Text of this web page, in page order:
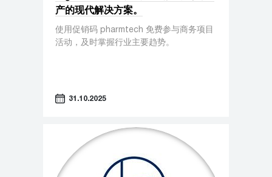
产的现代解决方案。
使用促销码 pharmtech 免费参与商务项目
活动，及时掌握行业主要趋势。
31.10.2025